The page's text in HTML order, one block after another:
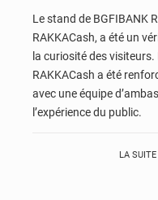
Le stand de BGFIBANK
RAKKACash, a été un
la curiosité des
RAKKACash a été
avec une équipe
l’expérience du public.
LA